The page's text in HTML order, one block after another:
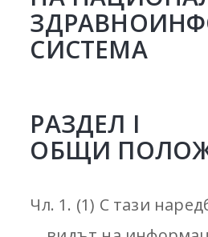
СИСТЕМА
РАЗДЕЛ I
ОБЩИ
Чл. 1. (1) С тази